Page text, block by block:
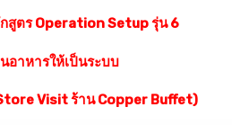
สูตร Operation Setup รุ่น 6
อาหารให้เป็นระบบ
Visit ร้าน Copper Buffet)